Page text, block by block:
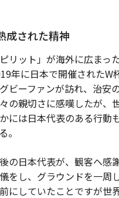
成された精神
リット」が海外に広まっ
年に日本で開催されたW
ビーファンが訪れ、治安
の親切さに感嘆したが、
には日本代表のある行動
。
の日本代表が、観客へ感
をし、グラウンドを一周
にしていたことですが世